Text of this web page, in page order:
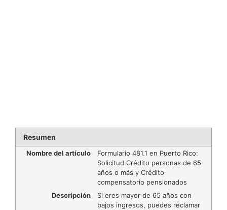
Resumen
Nombre del artículo
Formulario 481.1 en Puerto Rico:
Solicitud Crédito personas de 65
años o más y Crédito
compensatorio pensionados
Descripción
Si eres mayor de 65 años con
bajos ingresos, puedes reclamar